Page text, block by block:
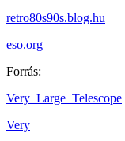
retro80s90s.blog.hu
eso.org
Forrás:
Very_Large_Telescope
Very